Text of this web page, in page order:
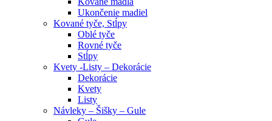
Ukončenie madiel
Kované tyče, Stĺpy
Oblé tyče
Rovné tyče
Stĺpy
Kvety -Listy – Dekorácie
Dekorácie
Kvety
Listy
Návleky – Šišky – Gule